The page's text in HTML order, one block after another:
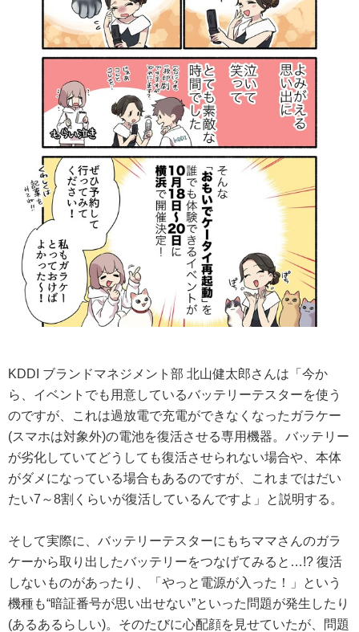
KDDI ブランドマネジメント部 北山健太郎さんは「今か
ら、イベントでも用意しているバッテリーテスターを使う
のですが、これは過放電で充電ができなくなったガラケー
(スマホは対象外)の電池を復活させる専用機器。バッテリー
が劣化していてどうしても復活させられない場合や、本体
がダメになっている場合もあるのですが、これまではだい
たい7～8割くらいが復活しているんですよ」と説明する。
そして実際に、バッテリーテスターにもちママさんのガラ
ケーから取り出したバッテリーをつなげてみると…!? 復活
しないものがあったり、「やっと電源が入った！」という
機種も“暗証番号が思い出せない”といった問題が発生したり
(あるあるらしい)。そのたびに心配顔を見せていたが、問題